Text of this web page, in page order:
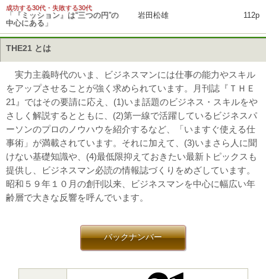
成功する30代・失敗する30代
「『ミッション』は“三つの円”の
中心にある」
岩田松雄 112p
THE21 とは
実力主義時代のいま、ビジネスマンには仕事の能力やスキル
をアップさせることが強く求められています。月刊誌『ＴＨＥ
21』ではその要請に応え、(1)いま話題のビジネス・スキルをや
さしく解説するとともに、(2)第一線で活躍しているビジネスパ
ーソンのプロのノウハウを紹介するなど、「いますぐ使える仕
事術」が満載されています。それに加えて、(3)いまさら人に聞
けない基礎知識や、(4)最低限抑えておきたい最新トピックスも
提供し、ビジネスマン必読の情報誌づくりをめざしています。
昭和５９年１０月の創刊以来、ビジネスマンを中心に幅広い年
齢層で大きな反響を呼んでいます。
バックナンバー